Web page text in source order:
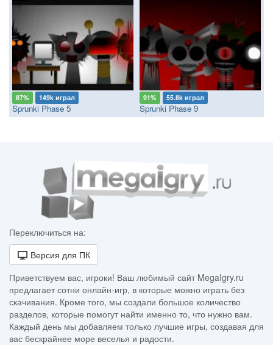
87% 149k играл
Sprunki Phase 5
91% 55.8k играл
Sprunki Phase 9
Переключиться на:
Версия для ПК
Приветствуем вас, игроки! Ваш любимый сайт MegaIgry.ru
предлагает сотни онлайн-игр, в которые можно играть без
скачивания. Кроме того, мы создали большое количество
разделов, которые помогут найти именно то, что нужно вам.
Каждый день мы добавляем только лучшие игры, создавая для
вас бескрайнее море веселья и радости.